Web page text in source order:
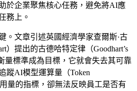
於企業聚焦核心任務，避免將AI應
務上。
。文章引述英國經濟學家查爾斯·古
）提出的古德哈特定律（Goodhart’s
量標準成為目標，它就會失去其可靠
蹤AI模型運算量（Token
量的指標，卻無法反映員工是否有